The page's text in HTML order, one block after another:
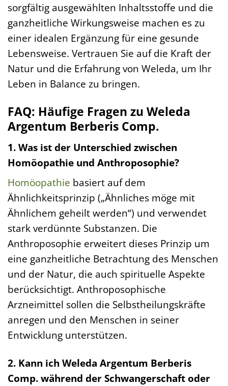
sorgfältig ausgewählten Inhaltsstoffe und die
ganzheitliche Wirkungsweise machen es zu
einer idealen Ergänzung für eine gesunde
Lebensweise. Vertrauen Sie auf die Kraft der
Natur und die Erfahrung von Weleda, um Ihr
Leben in Balance zu bringen.
FAQ: Häufige Fragen zu Weleda
Argentum Berberis Comp.
1. Was ist der Unterschied zwischen
Homöopathie und Anthroposophie?
Homöopathie basiert auf dem
Ähnlichkeitsprinzip („Ähnliches möge mit
Ähnlichem geheilt werden“) und verwendet
stark verdünnte Substanzen. Die
Anthroposophie erweitert dieses Prinzip um
eine ganzheitliche Betrachtung des Menschen
und der Natur, die auch spirituelle Aspekte
berücksichtigt. Anthroposophische
Arzneimittel sollen die Selbstheilungskräfte
anregen und den Menschen in seiner
Entwicklung unterstützen.
2. Kann ich Weleda Argentum Berberis
Comp. während der Schwangerschaft oder